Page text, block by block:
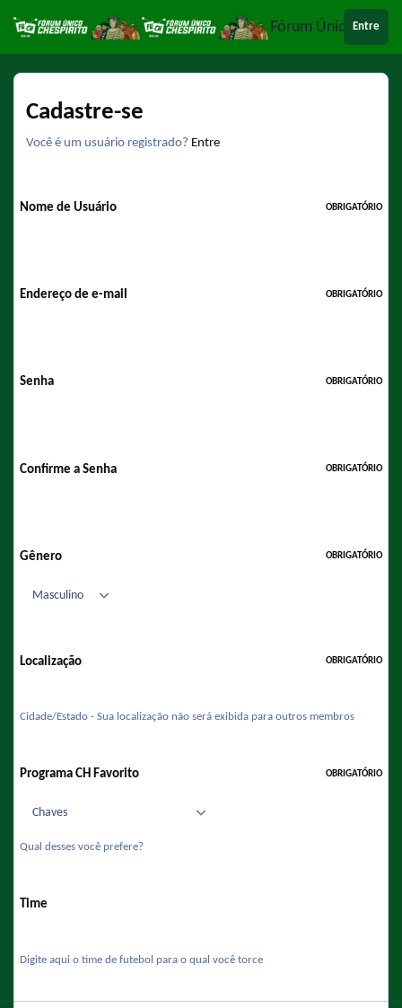
Fórum ÚnicoEntre
Cadastre-se
Você é um usuário registrado? Entre
Nome de Usuário OBRIGATÓRIO
Endereço de e-mail OBRIGATÓRIO
Senha OBRIGATÓRIO
Confirme a Senha OBRIGATÓRIO
Gênero OBRIGATÓRIO
Localização OBRIGATÓRIO
Cidade/Estado - Sua localização não será exibida para outros membros
Programa CH Favorito OBRIGATÓRIO
Qual desses você prefere?
Time
Digite aqui o time de futebol para o qual você torce